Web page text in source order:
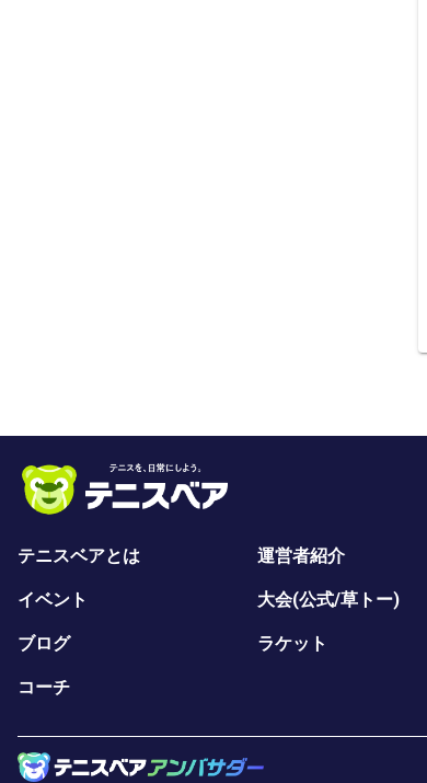
テニスベアとは 運営者紹介
イベント 大会(公式/草トー)
ブログ ラケット
コーチ